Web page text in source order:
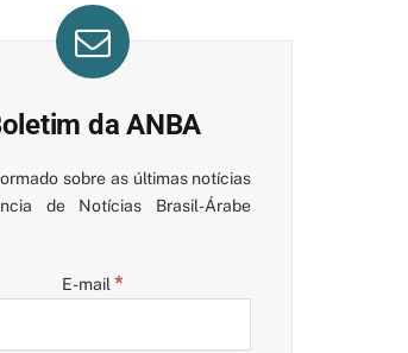
da ANBA
sobre as últimas notícias
de Notícias Brasil-Árabe
E-mail *